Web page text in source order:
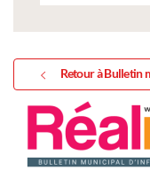
Retour à Bulletin